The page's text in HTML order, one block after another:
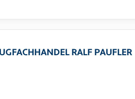
RALF PAUFLER